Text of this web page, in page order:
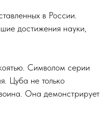
в России.
достижения науки,
Символом серии
Цуба не только
Она демонстрирует